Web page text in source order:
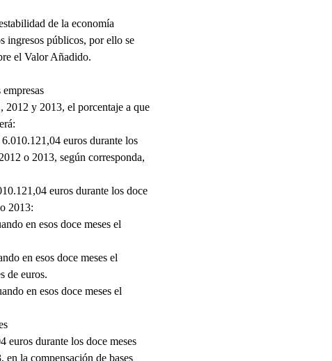
de la economía
ingresos públicos, por ello se
el Valor Añadido.
2012 y 2013, el porcentaje a que
euros durante los
o 2013, según corresponda,
euros durante los doce
2013:
en esos doce meses el
en esos doce meses el
de euros.
en esos doce meses el
euros durante los doce meses
la compensación de bases